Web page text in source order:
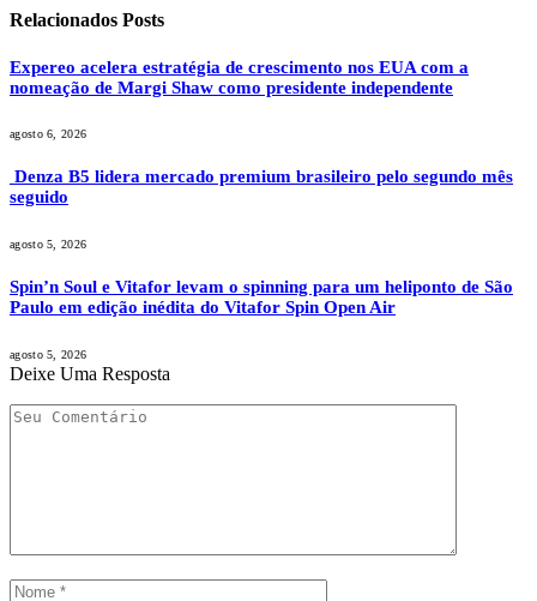
Relacionados Posts
Expereo acelera estratégia de crescimento nos EUA com a
nomeação de Margi Shaw como presidente independente
agosto 6, 2026
Denza B5 lidera mercado premium brasileiro pelo segundo mês
seguido
agosto 5, 2026
Spin’n Soul e Vitafor levam o spinning para um heliponto de São
Paulo em edição inédita do Vitafor Spin Open Air
agosto 5, 2026
Deixe Uma Resposta